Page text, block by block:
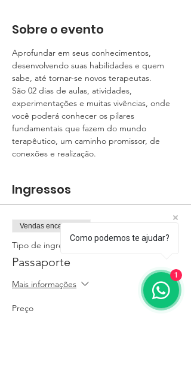
Sobre o evento
Aprofundar em seus conhecimentos,
desenvolvendo suas habilidades e quem
sabe, até tornar-se novos terapeutas.
São 02 dias de aulas, atividades,
experimentações e muitas vivências, onde
você poderá conhecer os pilares
fundamentais que fazem do mundo
terapêutico, um caminho promissor, de
conexões e realização.
Ingressos
Vendas encerradas
Tipo de ingresso
Passaporte
Mais informações
Preço
Como podemos te ajudar?
1